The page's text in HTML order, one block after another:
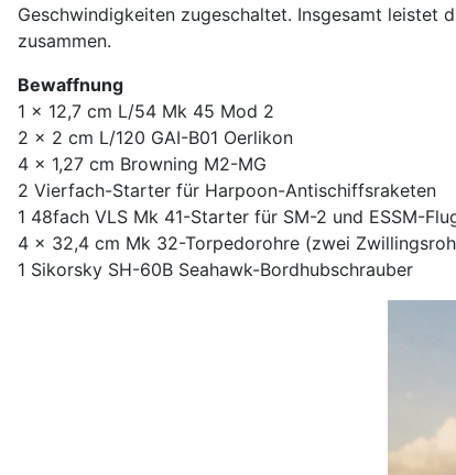
Geschwindigkeiten zugeschaltet. Insgesamt leistet
zusammen.
Bewaffnung
1 x 12,7 cm L/54 Mk 45 Mod 2
2 x 2 cm L/120 GAI-B01 Oerlikon
4 x 1,27 cm Browning M2-MG
2 Vierfach-Starter für Harpoon-Antischiffsraketen
1 48fach VLS Mk 41-Starter für SM-2 und ESSM-
4 x 32,4 cm Mk 32-Torpedorohre (zwei
1 Sikorsky SH-60B Seahawk-Bordhubschrauber